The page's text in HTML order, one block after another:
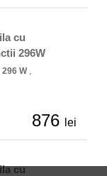
cu
296W
296 W,
876 lei
cu